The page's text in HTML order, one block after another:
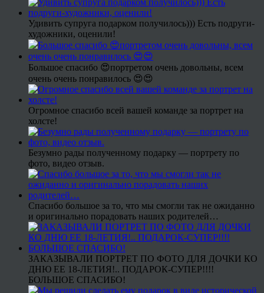
Удивить супруга подарком получилось))) Есть подруги-
художники, оценили!
Большое спасибо 😍портретом очень довольны, всем
очень очень понравилось 😍😍
Огромное спасибо всей вашей команде за портрет на
холсте!
Безумно рады полученному подарку — портрету по
фото, видео отзыв.
Спасибо большое за то, что мы смогли так не ожиданно
и оригинально порадовать наших родителей…
ЗАКАЗЫВАЛИ ПОРТРЕТ ПО ФОТО ДЛЯ ДОЧКИ КО
ДНЮ ЕЕ 18-ЛЕТИЯ!.. ПОДАРОК-СУПЕР!!!!
БОЛЬШОЕ СПАСИБО!